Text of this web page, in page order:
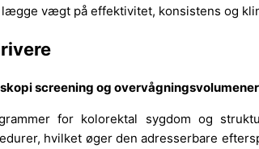
vægt på effektivitet, konsistens og
screening og overvågningsvolumener
for kolorektal sygdom og
hvilket øger den adresserbare